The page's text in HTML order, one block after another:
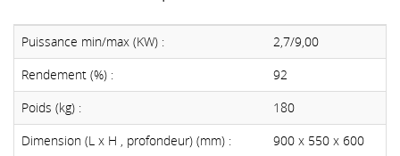
Puissance min/max (KW) :
2,7/9,00
Rendement (%) :
92
Poids (kg) :
180
Dimension (L x H , profondeur) (mm) :
900 x 550 x 600